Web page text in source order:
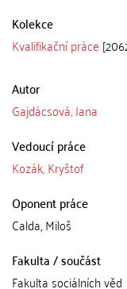
Kolekce
Kvalifikační práce
Autor
Gajdácsová, Jana
Vedoucí práce
Kozák, Kryštof
Oponent práce
Calda, Miloš
Fakulta / součást
Fakulta sociálních věd